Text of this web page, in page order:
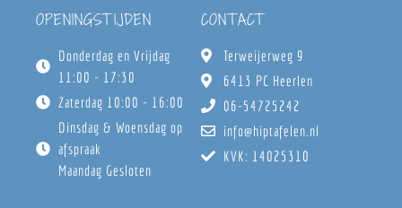
OPENINGSTIJDEN
Donderdag en Vrijdag
11:00 - 17:30
Zaterdag 10:00 - 16:00
Dinsdag & Woensdag op
afspraak
Maandag Gesloten
CONTACT
Terweijerweg 9
6413 PC Heerlen
06-54725242
info@hiptafelen.nl
KVK: 14025310